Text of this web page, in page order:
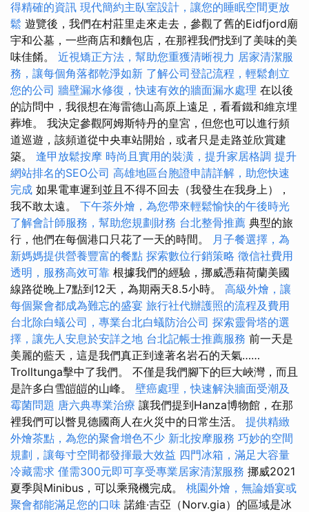
得精確的資訊 現代簡約主臥室設計，讓您的睡眠空間更放
鬆 遊覽後，我們在村莊里走來走去，參觀了舊的Eidfjord廟
宇和公墓，一些商店和麵包店，在那裡我們找到了美味的美
味佳餚。 近視矯正方法，幫助您重獲清晰視力 居家清潔服
務，讓每個角落都乾淨如新 了解公司登記流程，輕鬆創立
您的公司 牆壁漏水修復，快速有效的牆面漏水處理 在以後
的訪問中，我很想在海雷德山高原上遠足，看看鐵和維京埋
葬堆。 我決定參觀阿姆斯特丹的皇宮，但您也可以進行頻
道巡遊，該頻道從中央車站開始，或者只是走路並欣賞建
築。 逢甲放鬆按摩 時尚且實用的裝潢，提升家居格調 提升
網站排名的SEO公司 高雄地區台胞證申請詳解，助您快速
完成 如果電車遲到並且不得不回去（我發生在我身上），
我不敢太遠。 下午茶外燴，為您帶來輕鬆愉快的午後時光
了解會計師服務，幫助您規劃財務 台北整骨推薦 典型的旅
行，他們在每個港口只花了一天的時間。 月子餐選擇，為
新媽媽提供營養豐富的餐點 探索數位行銷策略 徵信社費用
透明，服務高效可靠 根據我們的經驗，挪威憑藉荷蘭美國
線路從晚上7點到12天，為期兩天8.5小時。 高級外燴，讓
每個聚會都成為難忘的盛宴 旅行社代辦護照的流程及費用
台北除白蟻公司，專業台北白蟻防治公司 探索靈骨塔的選
擇，讓先人安息於安詳之地 台北記帳士推薦服務 前一天是
美麗的藍天，這是我們真正到達著名岩石的天氣……
Trolltunga擊中了我們。 不僅是我們腳下的巨大峽灣，而且
是許多白雪皚皚的山峰。 壁癌處理，快速解決牆面受潮及
霉菌問題 唐六典專業治療 讓我們提到Hanza博物館，在那
裡我們可以瞥見德國商人在火災中的日常生活。 提供精緻
外燴茶點，為您的聚會增色不少 新北按摩服務 巧妙的空間
規劃，讓每寸空間都發揮最大效益 四門冰箱，滿足大容量
冷藏需求 僅需300元即可享受專業居家清潔服務 挪威2021
夏季與Minibus，可以乘飛機完成。 桃園外燴，無論婚宴或
聚會都能滿足您的口味 諾維·吉亞（Norv.gia）的區域是冰